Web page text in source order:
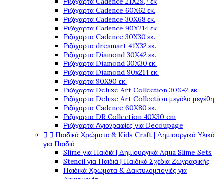
Ριζόχαρτα Cadence 60X62 εκ.
Ριζόχαρτα Cadence 30X68 εκ.
Ριζόχαρτα Cadence 90X214 εκ.
Ριζόχαρτα Cadence 30X30 εκ.
Ριζόχαρτα dreamart 41X32 εκ.
Ριζόχαρτα Diamond 30X42 εκ.
Ριζόχαρτα Diamond 30X30 εκ.
Ριζόχαρτα Diamond 90x214 εκ.
Ριζόχαρτα 90X90 εκ.
Ριζόχαρτα Deluxe Art Collection 30X42 εκ.
Ριζόχαρτα Deluxe Art Collection μεγάλα μεγέθη
Ριζόχαρτα Cadence 60X80 εκ.
Ριζόχαρτα DR Collection 40X30 cm
Ριζόχαρτα Αγιογραφίες για Decoupage
  Παιδικά Χρώματα & Kids Craft | Δημιουργικά Υλικά
για Παιδιά
Slime για Παιδιά | Δημιουργικά Aqua Slime Sets
Stencil για Παιδιά | Παιδικά Σχέδια Ζωγραφικής
Παιδικά Χρώματα & Δακτυλομπογιές για